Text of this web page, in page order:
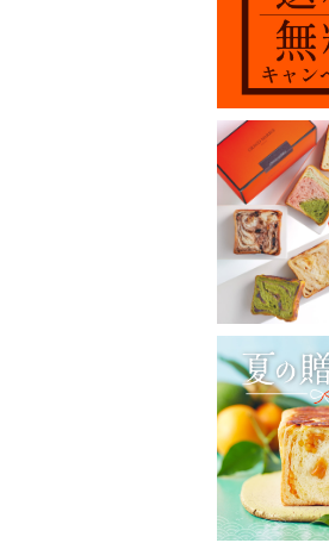
マーブルデニ
マーブルクル
ギフトセレク
ブライダルセ
出産内祝い
グランデニッ
ご購入サポー
ショッピング
贈り物豆知識
レシピ
店舗・ギャラ
グランマーブ
グランマーブ
催事カレンダー
直営店のご案内
ギャラリー
グランマー
ブランドコン
ニュース
会社案内
会社概要
採用情報
お問い合わせ
特定商取引表